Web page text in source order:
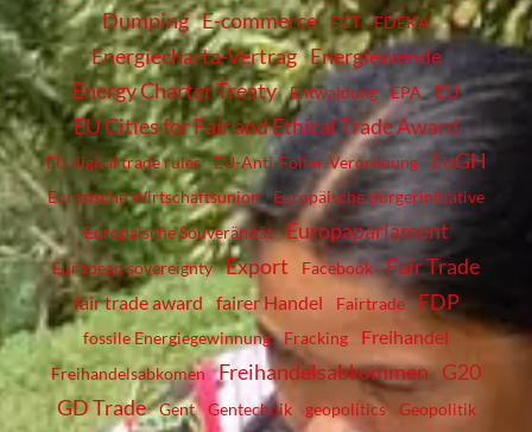
Dumping E-commerce ECT EDEKA
Energiecharta-Vertrag Energiewende
Energy Charter Treaty
Entwaldung EPA EU
EU Cities for Fair and Ethical Trade Award
EU digital trade rules EU-Anti-Folter-Verordnung EuGH
Eurasische Wirtschaftsunion
Europäische Bürgerinitiative
Europäische Souveränität
Europaparlament
European sovereignty Export Facebook Fair Trade
fair trade award fairer Handel Fairtrade FDP
fossile Energiegewinnung Fracking Freihandel
Freihandelsabkomen Freihandelsabkommen G20
GD Trade
Gent Gentechnik geopolitics
Geopolitik